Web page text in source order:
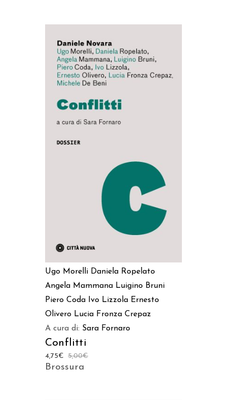
AGGIUNGI AL CARRELLO
Ugo Morelli Daniela Ropelato
Angela Mammana Luigino Bruni
Piero Coda
Ivo Lizzola Ernesto
Olivero Lucia Fronza Crepaz
A cura di: Sara Fornaro
Conflitti
5,00€
4,75€
Brossura